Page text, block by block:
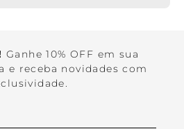
Ganhe 10% OFF em sua
e receba novidades com